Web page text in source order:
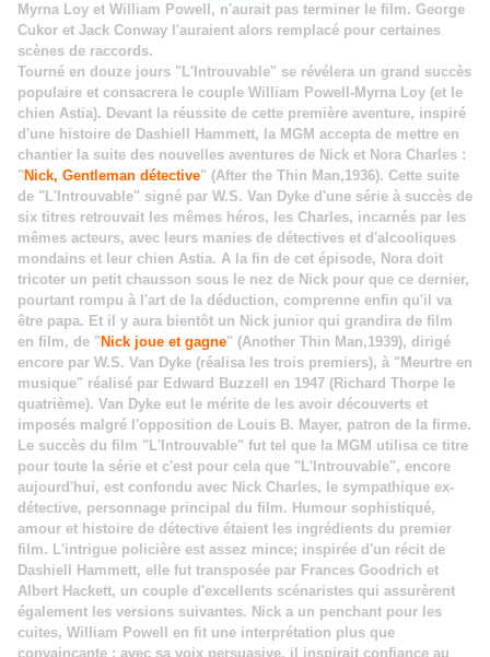
Myrna Loy et William Powell, n'aurait pas terminer le film. George
Cukor et Jack Conway l'auraient alors remplacé pour certaines
scènes de raccords.
Tourné en douze jours "L'Introuvable" se révélera un grand succès
populaire et consacrera le couple William Powell-Myrna Loy (et le
chien Astia). Devant la réussite de cette première aventure, inspiré
d'une histoire de Dashiell Hammett, la MGM accepta de mettre en
chantier la suite des nouvelles aventures de Nick et Nora Charles :
" Nick, Gentleman détective" (After the Thin Man,1936). Cette suite
de "L'Introuvable" signé par W.S. Van Dyke d'une série à succès de
six titres retrouvait les mêmes héros, les Charles, incarnés par les
mêmes acteurs, avec leurs manies de détectives et d'alcooliques
mondains et leur chien Astia. A la fin de cet épisode, Nora doit
tricoter un petit chausson sous le nez de Nick pour que ce dernier,
pourtant rompu à l'art de la déduction, comprenne enfin qu'il va
être papa. Et il y aura bientôt un Nick junior qui grandira de film
en film, de " Nick joue et gagne" (Another Thin Man,1939), dirigé
encore par W.S. Van Dyke (réalisa les trois premiers), à "Meurtre en
musique" réalisé par Edward Buzzell en 1947 (Richard Thorpe le
quatrième). Van Dyke eut le mérite de les avoir découverts et
imposés malgré l'opposition de Louis B. Mayer, patron de la firme.
Le succès du film "L'Introuvable" fut tel que la MGM utilisa ce titre
pour toute la série et c'est pour cela que "L'Introuvable", encore
aujourd'hui, est confondu avec Nick Charles, le sympathique ex-
détective, personnage principal du film. Humour sophistiqué,
amour et histoire de détective étaient les ingrédients du premier
film. L'intrigue policière est assez mince; inspirée d'un récit de
Dashiell Hammett, elle fut transposée par Frances Goodrich et
Albert Hackett, un couple d'excellents scénaristes qui assurèrent
également les versions suivantes. Nick a un penchant pour les
cuites, William Powell en fit une interprétation plus que
convaincante : avec sa voix persuasive, il inspirait confiance au